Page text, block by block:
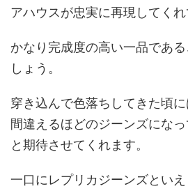
アハウスが忠実に再現してくれ
かなり完成度の高い一品であ
しょう。
穿き込んで色落ちしてきた頃
間違えるほどのジーンズにな
と期待させてくれます。
一口にレプリカジーンズとい